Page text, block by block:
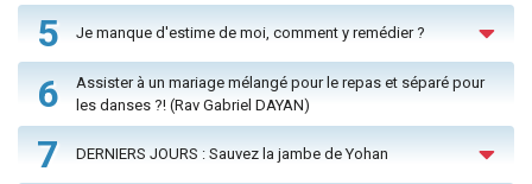
5 Je manque d'estime de moi, comment y remédier ?
6
Assister à un mariage mélangé pour le repas et séparé pour
les danses ?! (Rav Gabriel DAYAN)
7 DERNIERS JOURS : Sauvez la jambe de Yohan